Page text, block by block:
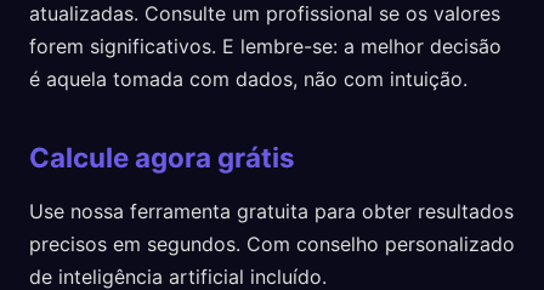
atualizadas. Consulte um profissional se os valores
forem significativos. E lembre-se: a melhor decisão
é aquela tomada com dados, não com intuição.
Calcule agora grátis
Use nossa ferramenta gratuita para obter resultados
precisos em segundos. Com conselho personalizado
de inteligência artificial incluído.